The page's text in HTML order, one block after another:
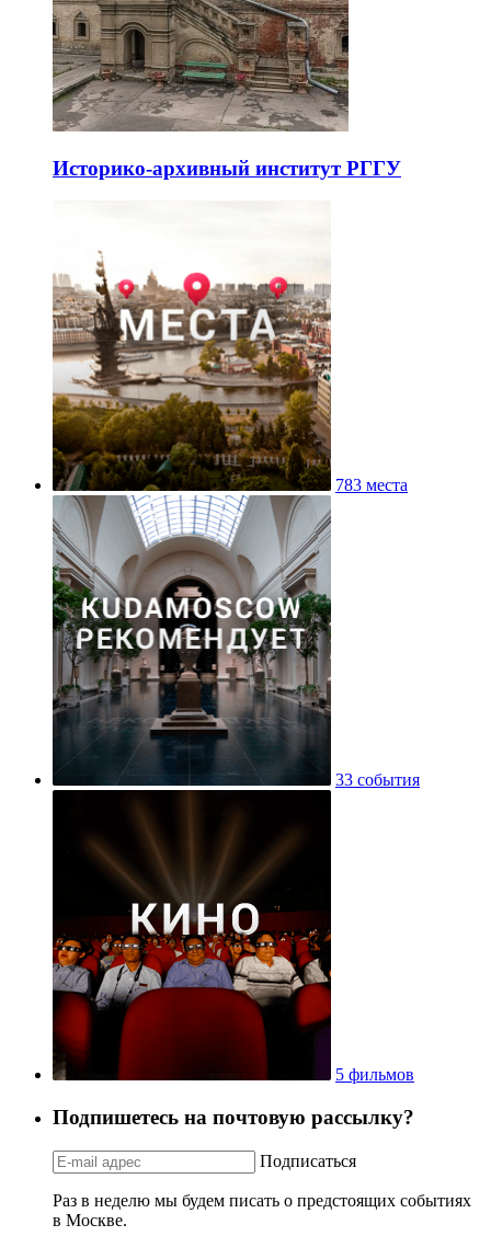
Историко-архивный институт РГГУ
783 места
33 события
5 фильмов
Подпишетесь на почтовую рассылку?
Подписаться
Раз в неделю мы будем писать о предстоящих событиях
в Москве.